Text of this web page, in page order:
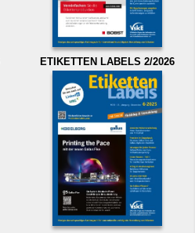
ETIKETTEN LABELS 2/2026